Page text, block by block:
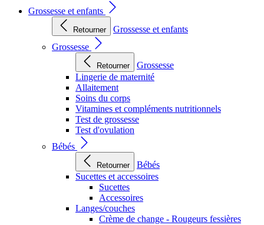
Grossesse et enfants
Retourner
Grossesse et enfants
Grossesse
Retourner
Grossesse
Lingerie de maternité
Allaitement
Soins du corps
Vitamines et compléments nutritionnels
Test de grossesse
Test d'ovulation
Bébés
Retourner
Bébés
Sucettes et accessoires
Sucettes
Accessoires
Langes/couches
Crème de change - Rougeurs fessières